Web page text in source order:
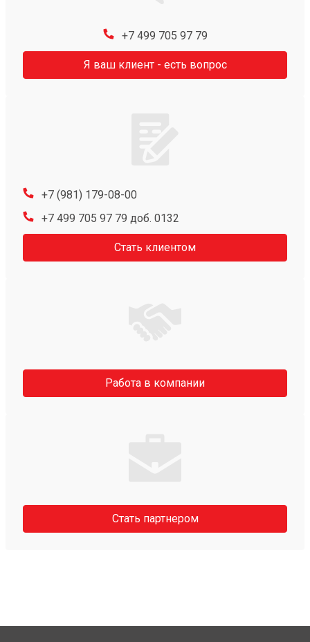
+7 499 705 97 79
Я ваш клиент - есть вопрос
+7 (981) 179-08-00
+7 499 705 97 79 доб. 0132
Стать клиентом
Работа в компании
Стать партнером